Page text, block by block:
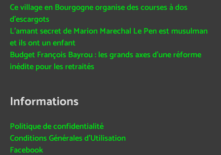
Ce village en Bourgogne organise des courses à dos
d’escargots
L’amant secret de Marion Marechal Le Pen est musulman
et ils ont un enfant
Budget François Bayrou : les grands axes d’une réforme
inédite pour les retraités
Informations
Politique de confidentialité
Conditions Générales d’Utilisation
Facebook